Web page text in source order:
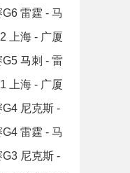
雷霆 - 马
上海 - 广厦
马刺 - 雷
上海 - 广厦
尼克斯 -
雷霆 - 马
尼克斯 -